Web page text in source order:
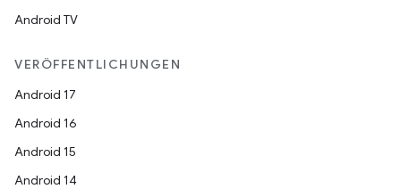
Android TV
VERÖFFENTLICHUNGEN
Android 17
Android 16
Android 15
Android 14